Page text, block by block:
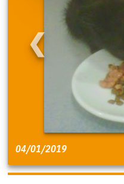
❮
04/01/2019